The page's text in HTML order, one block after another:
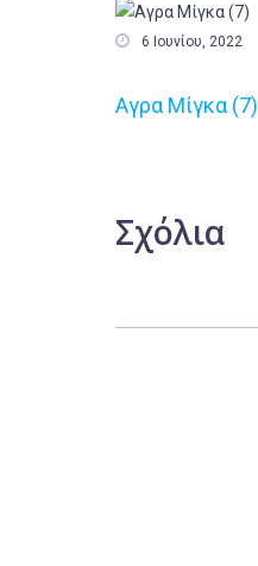
 6 Ιουνίου, 2022
Αγρα Μίγκα (7)
Σχόλια